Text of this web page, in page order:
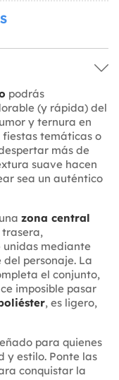
podrás
(y rápida) del
y ternura en
temáticas o
más de
suave hacen
sea un auténtico
zona central
unidas mediante
personaje. La
el conjunto,
imposible pasar
, es ligero,
para quienes
y estilo. Ponte las
conquistar la